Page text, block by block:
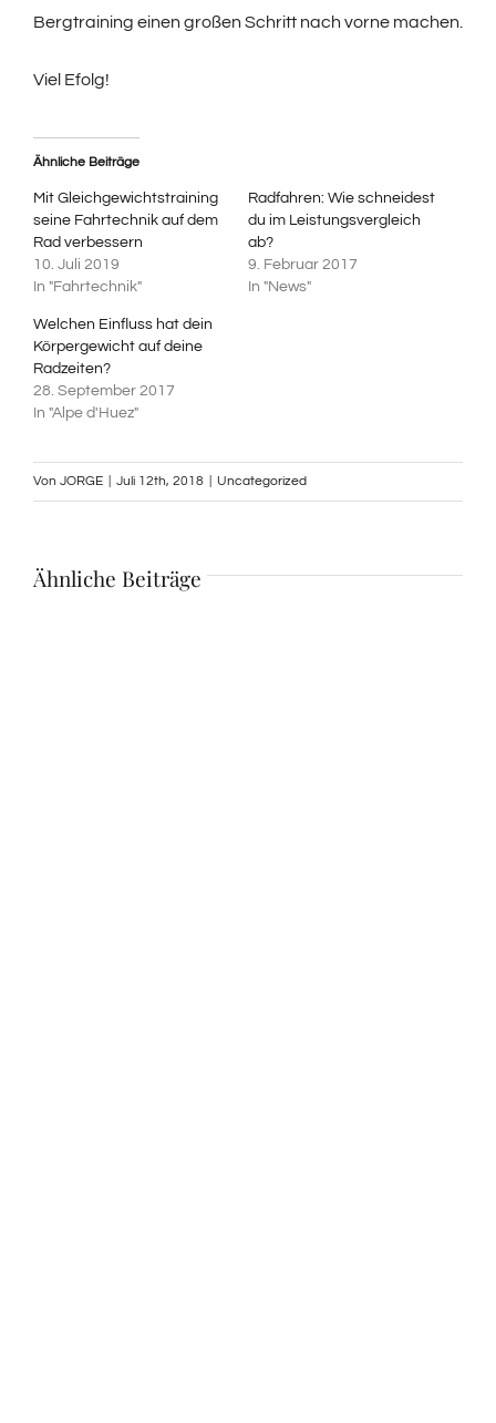
Bergtraining einen großen Schritt nach vorne machen.
Viel Efolg!
Ähnliche Beiträge
Mit Gleichgewichtstraining
seine Fahrtechnik auf dem
Rad verbessern
10. Juli 2019
In "Fahrtechnik"
Radfahren: Wie schneidest
du im Leistungsvergleich
ab?
9. Februar 2017
In "News"
Welchen Einfluss hat dein
Körpergewicht auf deine
Radzeiten?
28. September 2017
In "Alpe d'Huez"
Von JORGE Juli 12th, 2018 Uncategorized
Ähnliche Beiträge